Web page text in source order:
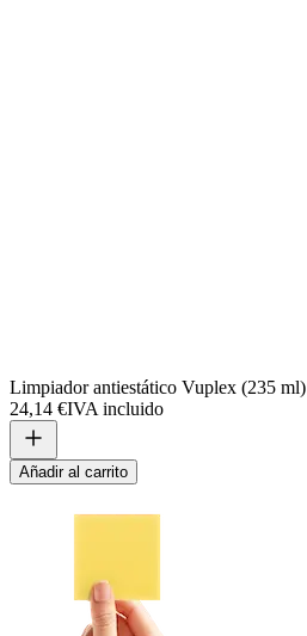
Limpiador antiestático Vuplex (235 ml)
24,14 €IVA incluido
Añadir al carrito